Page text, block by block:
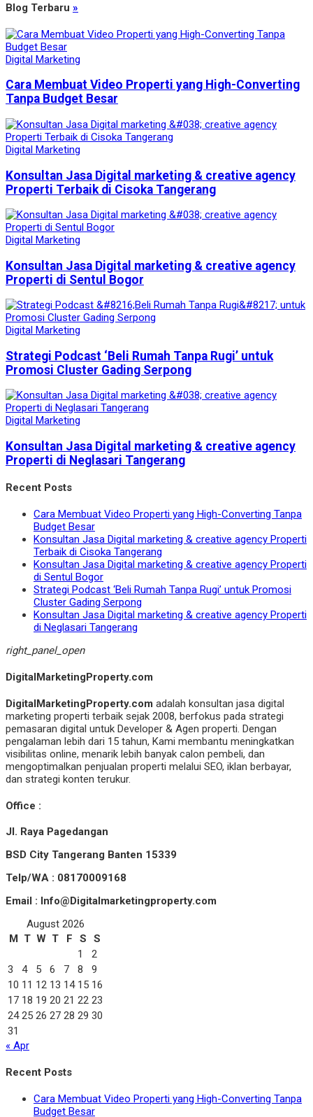
Blog Terbaru »
Digital Marketing
Cara Membuat Video Properti yang High-Converting
Tanpa Budget Besar
Digital Marketing
Konsultan Jasa Digital marketing & creative agency
Properti Terbaik di Cisoka Tangerang
Digital Marketing
Konsultan Jasa Digital marketing & creative agency
Properti di Sentul Bogor
Digital Marketing
Strategi Podcast ‘Beli Rumah Tanpa Rugi’ untuk
Promosi Cluster Gading Serpong
Digital Marketing
Konsultan Jasa Digital marketing & creative agency
Properti di Neglasari Tangerang
Recent Posts
Cara Membuat Video Properti yang High-Converting Tanpa
Budget Besar
Konsultan Jasa Digital marketing & creative agency Properti
Terbaik di Cisoka Tangerang
Konsultan Jasa Digital marketing & creative agency Properti
di Sentul Bogor
Strategi Podcast ‘Beli Rumah Tanpa Rugi’ untuk Promosi
Cluster Gading Serpong
Konsultan Jasa Digital marketing & creative agency Properti
di Neglasari Tangerang
right_panel_open
DigitalMarketingProperty.com
DigitalMarketingProperty.com adalah konsultan jasa digital
marketing properti terbaik sejak 2008, berfokus pada strategi
pemasaran digital untuk Developer & Agen properti. Dengan
pengalaman lebih dari 15 tahun, Kami membantu meningkatkan
visibilitas online, menarik lebih banyak calon pembeli, dan
mengoptimalkan penjualan properti melalui SEO, iklan berbayar,
dan strategi konten terukur.
Office :
Jl. Raya Pagedangan
BSD City Tangerang Banten 15339
Telp/WA : 08170009168
Email : Info@Digitalmarketingproperty.com
August 2026
M
T W T F S
S
1
2
3
4 5 6 7 8
9
10 11 12 13 14 15 16
17 18 19 20 21 22 23
24 25 26 27 28 29 30
31
« Apr
Recent Posts
Cara Membuat Video Properti yang High-Converting Tanpa
Budget Besar